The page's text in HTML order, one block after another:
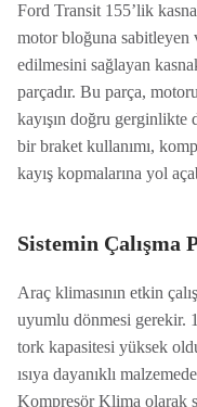
Ford Transit 155’lik
motor bloğuna sabitleyen
edilmesini sağlayan
parçadır. Bu parça,
kayışın doğru gerginlikte
bir braket kullanımı,
kayış kopmalarına yol
Sistemin Çalışma
Araç klimasının etkin
uyumlu dönmesi gerekir.
tork kapasitesi yüksek
ısıya dayanıklı
Kompresör Klima olarak